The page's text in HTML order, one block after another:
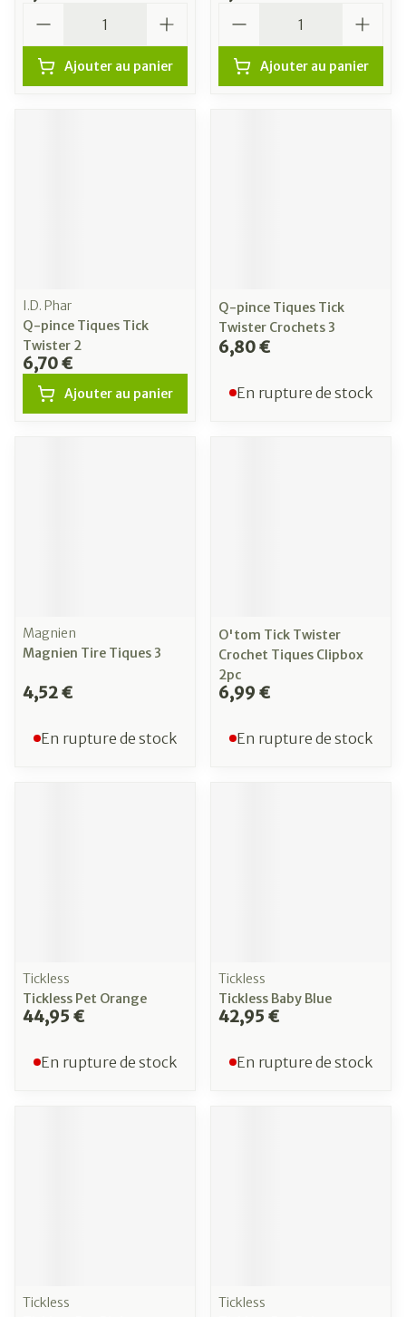
Ajouter au panier Ajouter au panier
I.D. Phar
Q-pince Tiques Tick
Twister 2
6,70 €
Ajouter au panier
Q-pince Tiques Tick
Twister Crochets 3
6,80 €
En rupture de stock
Magnien
Magnien Tire Tiques 3
4,52 €
En rupture de stock
O'tom Tick Twister
Crochet Tiques Clipbox
2pc
6,99 €
En rupture de stock
Tickless
Tickless Pet Orange
44,95 €
En rupture de stock
Tickless
Tickless Baby Blue
42,95 €
En rupture de stock
Tickless
Tickless